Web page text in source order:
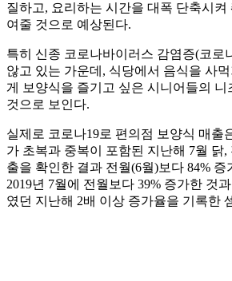
질하고, 요리하는 시간을 대폭 단축시켜
여줄 것으로 예상된다.
특히 신종 코로나바이러스 감염증(코로
않고 있는 가운데, 식당에서 음식을 사
게 보양식을 즐기고 싶은 시니어들의 니
것으로 보인다.
실제로 코로나19로 편의점 보양식 매출
가 초복과 중복이 포함된 지난해 7월 닭,
출을 확인한 결과 전월(6월)보다 84%
2019년 7월에 전월보다 39% 증가한 것
였던 지난해 2배 이상 증가율을 기록한